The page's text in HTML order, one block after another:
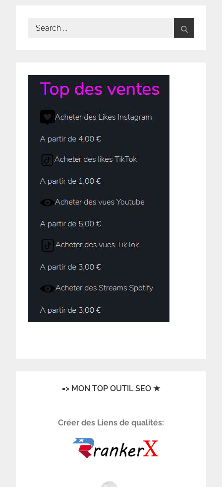
Search
=> MON TOP OUTIL SEO ★
Créer des Liens de qualités: